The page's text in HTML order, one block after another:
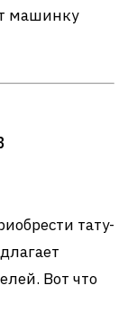
машинку
тату-
Вот что